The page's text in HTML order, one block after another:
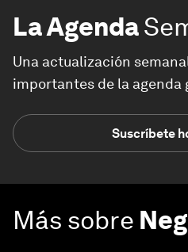
La Agenda
Una actualización
importantes de la agenda
Suscríbete
Más sobre